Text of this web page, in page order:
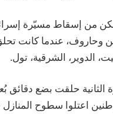
من إسقاط مسيّرة
وحاروف، عندما كانت
الدوير، الشرقية، تول.
الثانية حلقت بضع
اعتلوا سطوح